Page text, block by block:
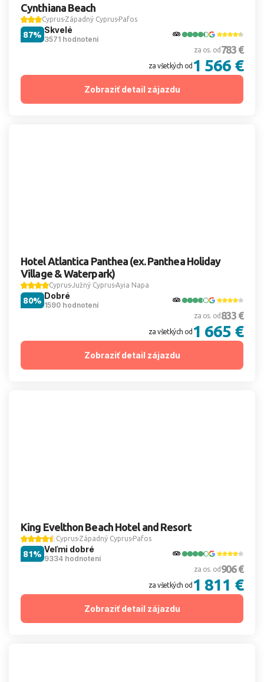
Cynthiana Beach
Cyprus Západný Cyprus Pafos
Skvelé
3571 hodnotení
87%
za os. od 783 €
za všetkých od 1 566 €
Zobraziť detail zájazdu
Hotel Atlantica Panthea (ex. Panthea Holiday
Village & Waterpark)
CyprusJužný CyprusAyia Napa
Dobré
1590 hodnotení
80%
za os. od 833 €
za všetkých od 1 665 €
Zobraziť detail zájazdu
King Evelthon Beach Hotel and Resort
Cyprus Západný Cyprus Pafos
Veľmi dobré
9334 hodnotení
81%
za os. od 906 €
za všetkých od 1 811 €
Zobraziť detail zájazdu